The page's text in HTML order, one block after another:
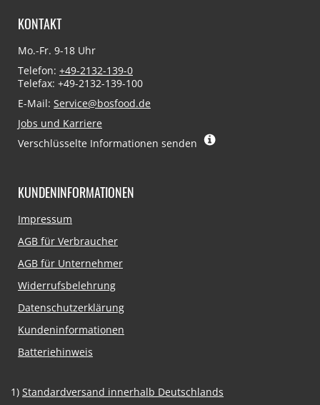
KONTAKT
Mo.-Fr. 9-18 Uhr
Telefon: +49-2132-139-0
Telefax: +49-2132-139-100
E-Mail: Service@bosfood.de
Jobs und Karriere
Verschlüsselte Informationen senden
KUNDENINFORMATIONEN
Navigation
Impressum
AGB für Verbraucher
AGB für Unternehmer
Widerrufsbelehrung
Datenschutzerklärung
Kundeninformationen
Batteriehinweis
1) Standardversand innerhalb Deutschlands